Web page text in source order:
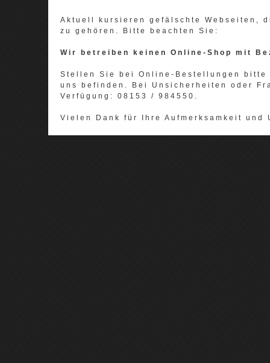
Aktuell kursieren gefälschte Webseiten,
zu gehören. Bitte beachten Sie:
Wir betreiben keinen Online-Shop mit
Stellen Sie bei Online-Bestellungen
uns befinden. Bei Unsicherheiten oder
Verfügung: 08153 / 984550.
Vielen Dank für Ihre Aufmerksamkeit und